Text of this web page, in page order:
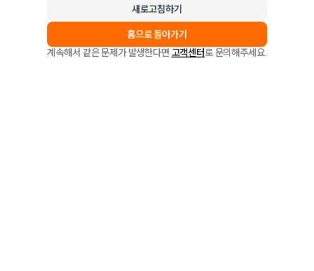
새로고침하기
홈으로 돌아가기
계속해서 같은 문제가 발생한다면 고객센터로 문의해주세요.